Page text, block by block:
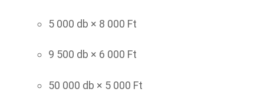
5 000 db × 8 000 Ft
9 500 db × 6 000 Ft
50 000 db × 5 000 Ft